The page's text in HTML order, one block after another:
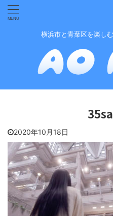
横浜市と青葉区を楽し
2020年10月18日